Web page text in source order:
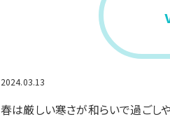
2024.03.13
春は厳しい寒さが和らいで過ごし